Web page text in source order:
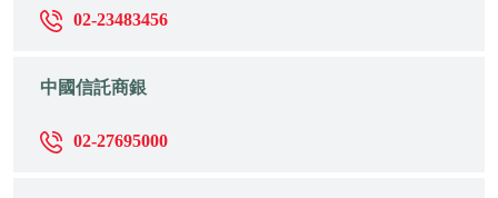
02-23483456
中國信託商銀
02-27695000